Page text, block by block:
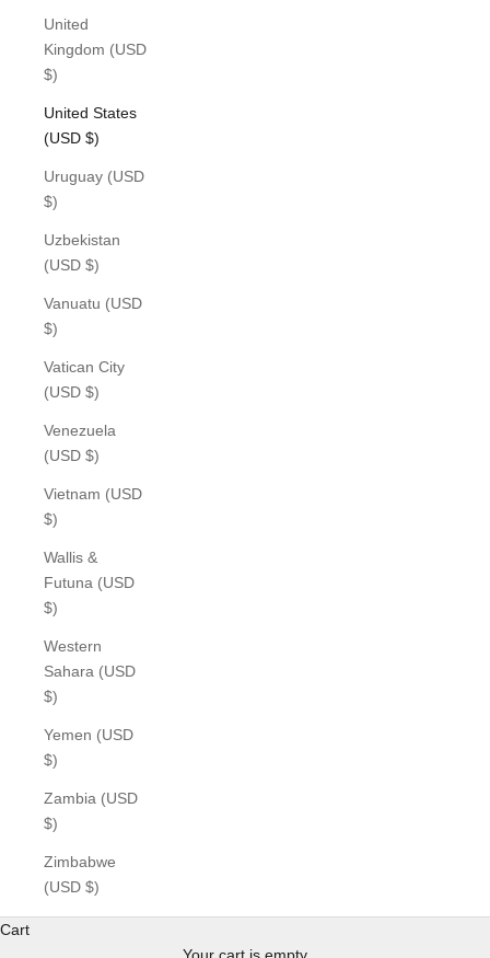
United
Kingdom (USD
$)
United States
(USD $)
Uruguay (USD
$)
Uzbekistan
(USD $)
Vanuatu (USD
$)
Vatican City
(USD $)
Venezuela
(USD $)
Vietnam (USD
$)
Wallis &
Futuna (USD
$)
Western
Sahara (USD
$)
Yemen (USD
$)
Zambia (USD
$)
Zimbabwe
(USD $)
Cart
Your cart is empty